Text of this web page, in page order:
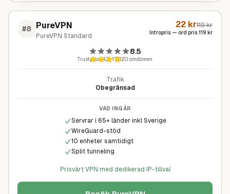
#8 PureVPN
PureVPN Standard
22 kr119kr
Intropris — ord pris119 kr
8.5
Trustpilot4,3· 17 820 omdömen
Trafik
Obegränsad
VAD INGÅR
Servrar i 65+ länder inkl Sverige
WireGuard-stöd
10 enheter samtidigt
Split tunneling
Prisvärt VPN med dedikerad IP-tillval